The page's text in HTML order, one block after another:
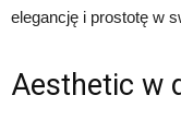
elegancję i prostotę w
Aesthetic w